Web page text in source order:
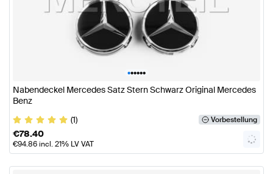
••••••
Nabendeckel Mercedes Satz Stern Schwarz Original Mercedes
Benz
(1)
Vorbestellung
€78.40
€94.86incl. 21% LV VAT